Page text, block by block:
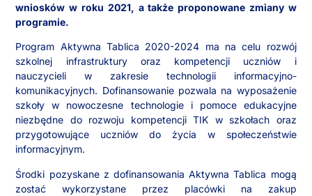
wniosków w roku 2021, a także proponowane zmiany w
programie.
Program Aktywna Tablica 2020-2024 ma na celu rozwój
szkolnej infrastruktury oraz kompetencji uczniów i
nauczycieli w zakresie technologii informacyjno-
komunikacyjnych. Dofinansowanie pozwala na wyposażenie
szkoły w nowoczesne technologie i pomoce edukacyjne
niezbędne do rozwoju kompetencji TIK w szkołach oraz
przygotowujące uczniów do życia w społeczeństwie
informacyjnym.
Środki pozyskane z dofinansowania Aktywna Tablica mogą
zostać wykorzystane przez placówki na zakup